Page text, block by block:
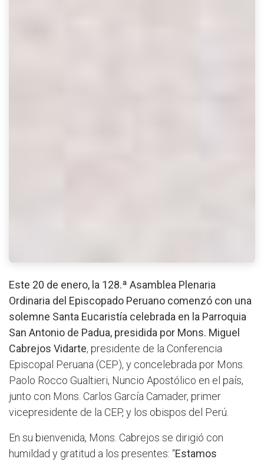
Este 20 de enero, la 128.ª Asamblea Plenaria
Ordinaria del Episcopado Peruano comenzó con una
solemne Santa Eucaristía celebrada en la Parroquia
San Antonio de Padua, presidida por Mons. Miguel
Cabrejos Vidarte, presidente de la Conferencia
Episcopal Peruana (CEP), y concelebrada por Mons.
Paolo Rocco Gualtieri, Nuncio Apostólico en el país,
junto con Mons. Carlos García Camader, primer
vicepresidente de la CEP, y los obispos del Perú.
En su bienvenida, Mons. Cabrejos se dirigió con
humildad y gratitud a los presentes: “Estamos